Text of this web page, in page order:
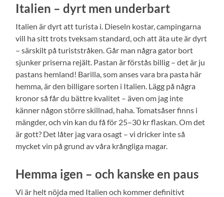
Italien – dyrt men underbart
Italien är dyrt att turista i. Dieseln kostar, campingarna
vill ha sitt trots tveksam standard, och att äta ute är dyrt
– särskilt på turiststråken. Går man några gator bort
sjunker priserna rejält. Pastan är förstås billig – det är ju
pastans hemland! Barilla, som anses vara bra pasta här
hemma, är den billigare sorten i Italien. Lägg på några
kronor så får du bättre kvalitet – även om jag inte
känner någon större skillnad, haha. Tomatsåser finns i
mängder, och vin kan du få för 25–30 kr flaskan. Om det
är gott? Det låter jag vara osagt – vi dricker inte så
mycket vin på grund av våra krångliga magar.
Hemma igen – och kanske en paus
Vi är helt nöjda med Italien och kommer definitivt